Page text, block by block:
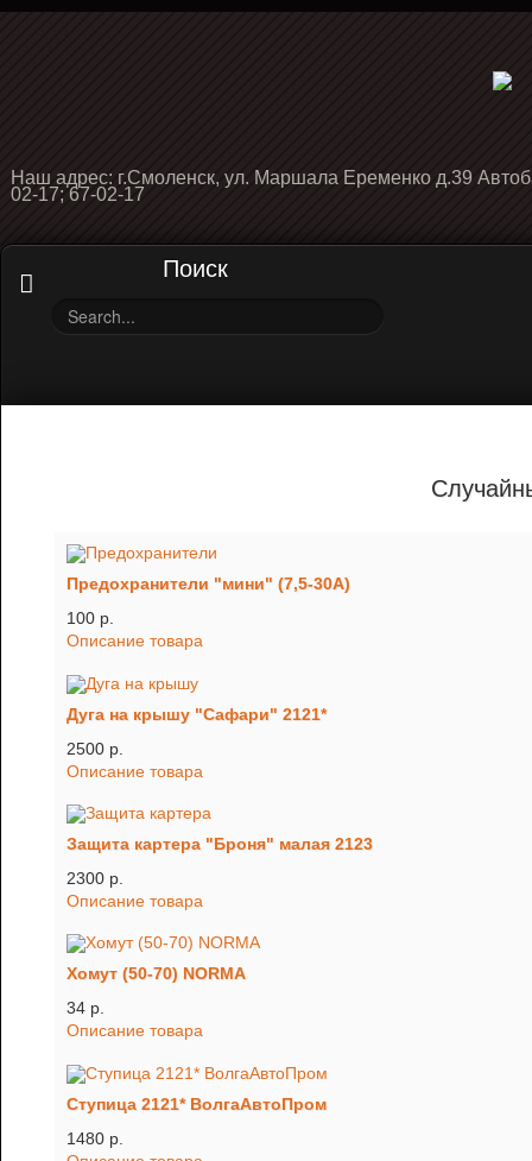
Наш адрес: г.Смоленск, ул. Маршала Еременко д.39
02-17; 67-02-17
Поиск
Предохранители "мини" (7,5-30А)
100 p.
Описание товара
Дуга на крышу "Сафари" 2121*
2500 p.
Описание товара
Защита картера "Броня" малая 2123
2300 p.
Описание товара
Хомут (50-70) NORMA
34 p.
Описание товара
Ступица 2121* ВолгаАвтоПром
1480 p.